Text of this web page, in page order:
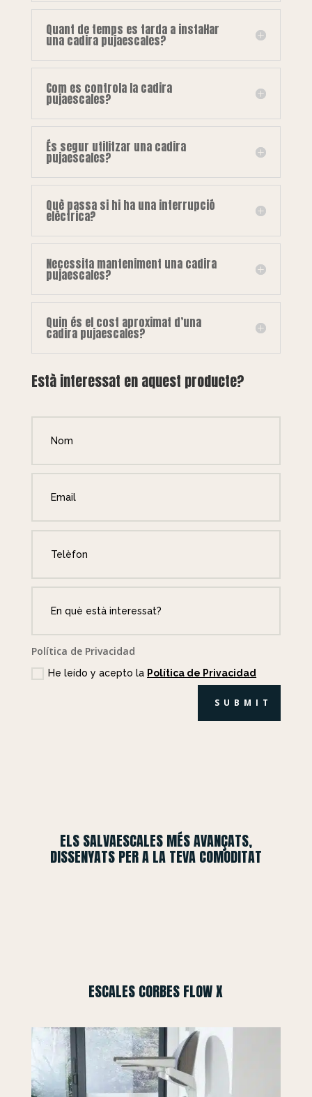
Quant de temps es tarda a instal·lar
una cadira pujaescales?
Com es controla la cadira
pujaescales?
És segur utilitzar una cadira
pujaescales?
Què passa si hi ha una interrupció
elèctrica?
Necessita manteniment una cadira
pujaescales?
Quin és el cost aproximat d’una
cadira pujaescales?
Està interessat en aquest producte?
Política de Privacidad
He leído y acepto la Política de Privacidad
SUBMIT
ELS SALVAESCALES MÉS AVANÇATS,
DISSENYATS PER A LA TEVA COMODITAT
ESCALES CORBES FLOW X